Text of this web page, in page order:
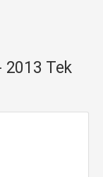
2013 Tek